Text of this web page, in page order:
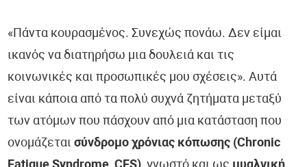
Καρδιολογία
Νευρολογία
Λοιμώξεις
Παιδιατρική
«Πάντα κουρασμένος. Συνεχώς πονάω. Δεν είμαι
ικανός να διατηρήσω μια δουλειά και τις
κοινωνικές και προσωπικές μου σχέσεις». Αυτά
είναι κάποια από τα πολύ συχνά ζητήματα μεταξύ
των ατόμων που πάσχουν από μια κατάσταση που
ονομάζεταισύνδρομο χρόνιας κόπωσης (Chronic